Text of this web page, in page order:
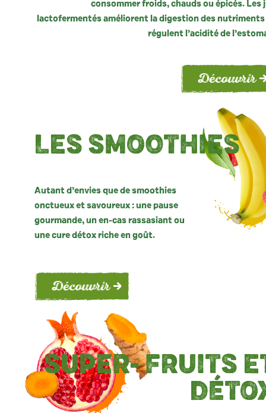
consommer froids, chauds ou épicés. Les
lactofermentés améliorent la digestion des
régulent l’acidité de
Découvrir
LES SMOOTHIES
Autant d’envies que de smoothies
onctueux et savoureux : une pause
gourmande, un en-cas rassasiant ou
une cure détox riche en goût.
Découvrir
SUPER-FRUITS